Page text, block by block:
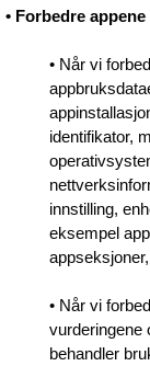
• Forbedre
• Når vi
identifikator,
innstilling,
eksempel
• Når vi
vurderingene
behandler